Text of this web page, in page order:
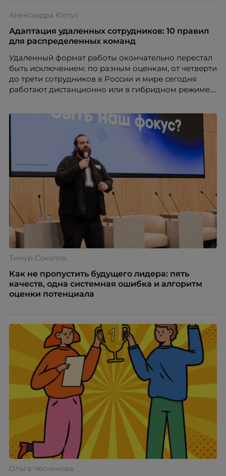
Александра Юстус
Адаптация удаленных сотрудников: 10 правил
для распределенных команд
Удаленный формат работы окончательно перестал
быть исключением: по разным оценкам, от четверти
до трети сотрудников в России и мире сегодня
работают дистанционно или в гибридном режиме.
адаптация во многом происходит сама собой, то на
расстоянии она требует осознанного
проектирования — иначе компания рискует
потерять новичка в первые же месяцы.
Тимур Соколов
Как не пропустить будущего лидера: пять
качеств, одна системная ошибка и алгоритм
оценки потенциала
Ольга Чеснокова